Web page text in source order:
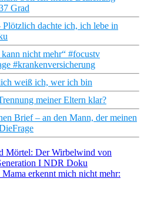
Grad
dachte ich, ich lebe in
nicht mehr“ #focustv
#krankenversicherung
weiß ich, wer ich bin
meiner Eltern klar?
Brief – an den Mann, der meinen
Mörtel: Der Wirbelwind von
I NDR Doku
erkennt mich nicht mehr: